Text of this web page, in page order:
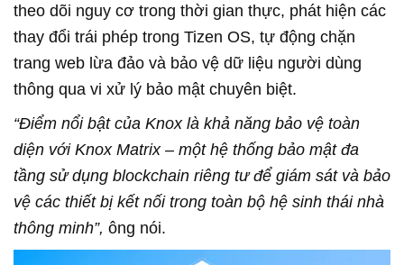
theo dõi nguy cơ trong thời gian thực, phát hiện các
thay đổi trái phép trong Tizen OS, tự động chặn
trang web lừa đảo và bảo vệ dữ liệu người dùng
thông qua vi xử lý bảo mật chuyên biệt.
“Điểm nổi bật của Knox là khả năng bảo vệ toàn
diện với Knox Matrix – một hệ thống bảo mật đa
tầng sử dụng blockchain riêng tư để giám sát và bảo
vệ các thiết bị kết nối trong toàn bộ hệ sinh thái nhà
thông minh”, ông nói.